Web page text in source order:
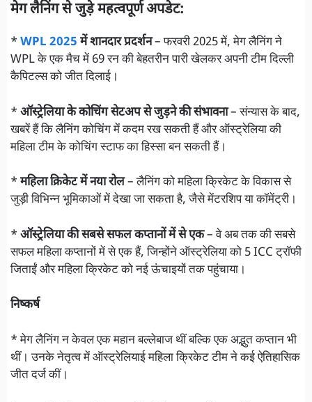
मेग लैनिंग से जुड़े महत्वपूर्ण अपडेट:
*WPL 2025 में शानदार प्रदर्शन– फरवरी 2025 में, मेग लैनिंग ने
WPL के एक मैच में 69 रन की बेहतरीन पारी खेलकर अपनी टीम दिल्ली
कैपिटल्स को जीत दिलाई।
*ऑस्ट्रेलिया के कोचिंग सेटअप से जुड़ने की संभावना– संन्यास के बाद,
खबरें हैं कि लैनिंग कोचिंग में कदम रख सकती हैं और ऑस्ट्रेलिया की
महिला टीम के कोचिंग स्टाफ का हिस्सा बन सकती हैं।
*महिला क्रिकेट में नया रोल– लैनिंग को महिला क्रिकेट के विकास से
जुड़ी विभिन्न भूमिकाओं में देखा जा सकता है, जैसे मेंटरशिप या कॉमेंट्री।
*ऑस्ट्रेलिया की सबसे सफल कप्तानों में से एक– वे अब तक की सबसे
सफल महिला कप्तानों में से एक हैं, जिन्होंने ऑस्ट्रेलिया को 5 ICC ट्रॉफी
जिताईं और महिला क्रिकेट को नई ऊंचाइयों तक पहुंचाया।
निष्कर्ष
* मेग लैनिंग न केवल एक महान बल्लेबाज थीं बल्कि एक अद्भुत कप्तान भी
थीं। उनके नेतृत्व में ऑस्ट्रेलियाई महिला क्रिकेट टीम ने कई ऐतिहासिक
जीत दर्ज कीं।